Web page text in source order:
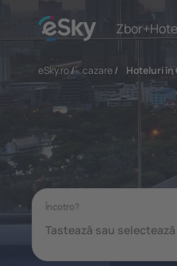
eSky.ro/ cazare/ Hoteluri în